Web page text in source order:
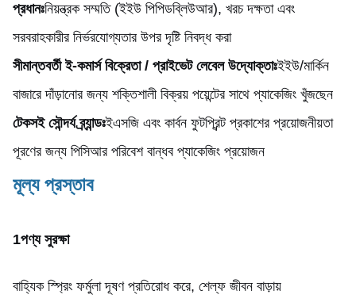
প্রধানঃনিয়ন্ত্রক সম্মতি (ইইউ পিপিডব্লিউআর), খরচ দক্ষতা এবং
সরবরাহকারীর নির্ভরযোগ্যতার উপর দৃষ্টি নিবদ্ধ করা
সীমান্তবর্তী ই-কমার্স বিক্রেতা / প্রাইভেট লেবেল উদ্যোক্তাঃইইউ/মার্কিন
বাজারে দাঁড়ানোর জন্য শক্তিশালী বিক্রয় পয়েন্টের সাথে প্যাকেজিং খুঁজছেন
টেকসই সৌন্দর্য ব্র্যান্ডঃইএসজি এবং কার্বন ফুটপ্রিন্ট প্রকাশের প্রয়োজনীয়তা
পূরণের জন্য পিসিআর পরিবেশ বান্ধব প্যাকেজিং প্রয়োজন
মূল্য প্রস্তাব
1পণ্য সুরক্ষা
বাহ্যিক স্প্রিং ফর্মুলা দূষণ প্রতিরোধ করে, শেল্ফ জীবন বাড়ায়